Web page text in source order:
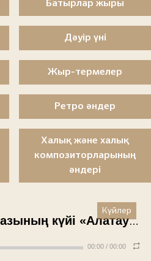
Батырлар жыры
Дәуір үні
Жыр-термелер
Ретро әндер
Халық және халық
композиторларының
әндері
Құрманғазының күйі «Алатау» - Рүстембек Омаров (1956 жыл)
00:00 / 00:00
Күйлер